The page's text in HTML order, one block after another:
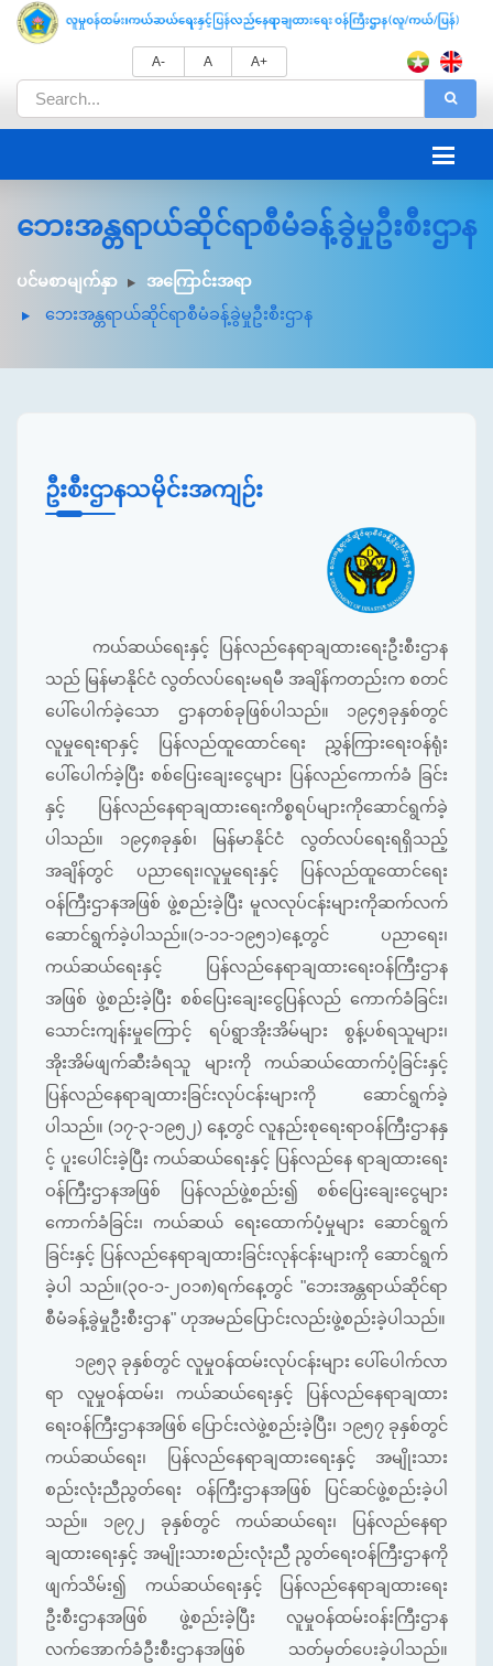
A- A A+
ဘေးအန္တရာယ်ဆိုင်ရာစီမံခန့်ခွဲမှုဦးစီးဌာန
ပင်မစာမျက်နှာ
အကြောင်းအရာ
ဘေးအန္တရာယ်ဆိုင်ရာစီမံခန့်ခွဲမှုဦးစီးဌာန
ဦးစီးဌာနသမိုင်းအကျဉ်း
ကယ်ဆယ်ရေးနှင့် ပြန်လည်နေရာချထားရေးဦးစီးဌာန
သည် မြန်မာနိုင်ငံ လွတ်လပ်ရေးမရမီ အချိန်ကတည်းက စတင်
ပေါ်ပေါက်ခဲ့သော ဌာနတစ်ခုဖြစ်ပါသည်။ ၁၉၄၅ခုနှစ်တွင်
လူမှုရေးရာနှင့် ပြန်လည်ထူထောင်ရေး ညွှန်ကြားရေးဝန်ရုံး
ပေါ်‌ပေါက်ခဲ့ပြီး စစ်ပြေးချေးငွေများ ပြန်လည်ကောက်ခံ ခြင်း
နှင့် ပြန်လည်နေရာချထားရေးကိစ္စရပ်များကိုဆောင်ရွက်ခဲ့
ပါသည်။ ၁၉၄၈ခုနှစ်၊ မြန်မာနိုင်ငံ လွတ်လပ်ရေးရရှိသည့်
အချိန်တွင် ပညာရေး၊လူမှုရေးနှင့် ပြန်လည်ထူထောင်ရေး
ဝန်ကြီးဌာနအဖြစ် ဖွဲ့စည်းခဲ့ပြီး မူလလုပ်ငန်းများကိုဆက်လက်
ဆောင်ရွက်ခဲ့ပါသည်။(၁-၁၁-၁၉၅၁)နေ့တွင် ပညာရေး၊
ကယ်ဆယ်ရေးနှင့် ပြန်လည်နေရာချထားရေးဝန်ကြီးဌာန
အဖြစ် ဖွဲ့စည်းခဲ့ပြီး စစ်ပြေးချေးငွေပြန်လည် ကောက်ခံခြင်း၊
သောင်းကျန်းမှုကြောင့် ရပ်ရွာအိုးအိမ်များ စွန့်ပစ်ရသူများ၊
အိုးအိမ်ဖျက်ဆီးခံရသူ များကို ကယ်ဆယ်ထောက်ပံ့ခြင်းနှင့်
ပြန်လည်နေရာချထားခြင်းလုပ်ငန်းများကို ဆောင်ရွက်ခဲ့
ပါသည်။ (၁၇-၃-၁၉၅၂) နေ့တွင် လူနည်းစုရေးရာဝန်ကြီးဌာနနှ
င့် ပူးပေါင်းခဲ့ပြီး ကယ်ဆယ်ရေးနှင့် ပြန်လည်နေ ရာချထားရေး
ဝန်ကြီးဌာနအဖြစ် ပြန်လည်ဖွဲ့စည်း၍ စစ်ပြေးချေးငွေများ
ကောက်ခံခြင်း၊ ကယ်ဆယ် ရေးထောက်ပံ့မှုများ ဆောင်ရွက်
ခြင်းနှင့် ပြန်လည်နေရာချထားခြင်းလုန်ငန်းများကို ဆောင်ရွက်
ခဲ့ပါ သည်။(၃ဝ-၁-၂ဝ၁၈)ရက်နေ့တွင် "ဘေးအန္တရာယ်ဆိုင်ရာ
စီမံခန့်ခွဲမှုဦးစီးဌာန" ဟုအမည်ပြောင်းလည်းဖွဲ့စည်းခဲ့ပါသည်။
၁၉၅၃ ခုနှစ်တွင် လူမှုဝန်ထမ်းလုပ်ငန်းများ ပေါ်ပေါက်လာ
ရာ လူမှုဝန်ထမ်း၊ ကယ်ဆယ်ရေးနှင့် ပြန်လည်နေရာချထား
ရေးဝန်ကြီးဌာနအဖြစ် ပြောင်းလဲဖွဲ့စည်းခဲ့ပြီး၊ ၁၉၅၇ ခုနှစ်တွင်
ကယ်ဆယ်ရေး၊ ပြန်လည်နေရာချထားရေးနှင့် အမျိုးသား
စည်းလုံးညီညွတ်ရေး ဝန်ကြီးဌာနအဖြစ် ပြင်ဆင်ဖွဲ့စည်းခဲ့ပါ
သည်။ ၁၉၇၂ ခုနှစ်တွင် ကယ်ဆယ်ရေး၊ ပြန်လည်နေရာ
ချထားရေးနှင့် အမျိုးသားစည်းလုံးညီ ညွတ်ရေးဝန်ကြီးဌာနကို
ဖျက်သိမ်း၍ ကယ်ဆယ်ရေးနှင့် ပြန်လည်နေရာချထားရေး
ဦးစီးဌာနအဖြစ် ဖွဲ့စည်းခဲ့ပြီး လူမှုဝန်ထမ်းဝန်းကြီးဌာန
လက်အောက်ခံဦးစီးဌာနအဖြစ် သတ်မှတ်ပေးခဲ့ပါသည်။